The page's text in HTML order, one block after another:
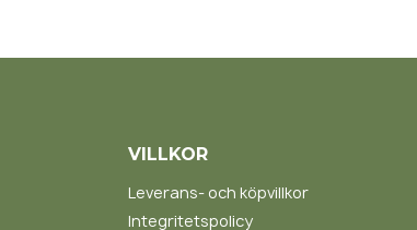
VILLKOR
Leverans- och köpvillkor
Integritetspolicy